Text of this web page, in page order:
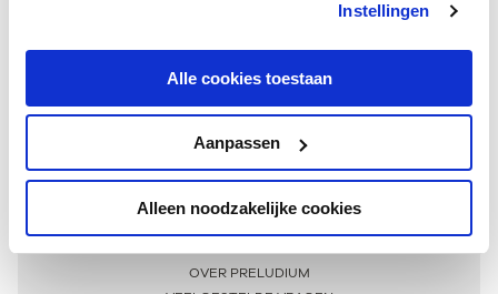
Instellingen
Alle cookies toestaan
Aanpassen
Alleen noodzakelijke cookies
Meer informatie
OVER PRELUDIUM